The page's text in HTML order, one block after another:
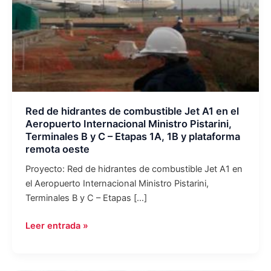
Red de hidrantes de combustible Jet A1 en el
Aeropuerto Internacional Ministro Pistarini,
Terminales B y C – Etapas 1A, 1B y plataforma
remota oeste
Proyecto: Red de hidrantes de combustible Jet A1 en
el Aeropuerto Internacional Ministro Pistarini,
Terminales B y C – Etapas […]
Aeropuerto
Internacional
Ministro
Pistarini,
B
C
–
Etapas
1A,
1B
y
plataforma
oeste
Leer entrada »